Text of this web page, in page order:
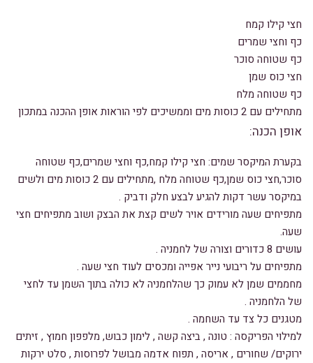
חצי קילו קמח
כף וחצי שמרים
כף שטוחה סוכר
חצי כוס שמן
כף שטוחה מלח
מתחילים עם 2 כוסות מים וממשיכים לפי הוראות אופן ההכנה במתכון
אופן הכנה:
בקערת המיקסר שמים: חצי קילו קמח,כף וחצי שמרים,כף שטוחה
סוכר,חצי כוס שמן,כף שטוחה מלח ,מתחילים עם 2 כוסות מים ולשים
במיקסר עשר דקות להגיע לבצע חלק ודביק .
מתפיחים שעה מורידים אויר לשים קצת את הבצק ושוב מתפיחים חצי
שעה.
עושים 8 כדורים וצורה של לחמניה .
מתפיחים על ריבועי נייר אפייה ומכסים לעוד חצי שעה .
מחממים שמן לא עמוק כך שהלחמניה לא כולה בתוך השמן עד לחצי
של הלחמניה .
מטגנים כל צד עד השחמה .
למילוי הפריקסה : טונה , ביצה קשה , לימון כבוש, מלפפון חמוץ , זיתים
ירוקים/ שחורים , אריסה , תפוח אדמה מבושל לפרוסות , סלט ירקות